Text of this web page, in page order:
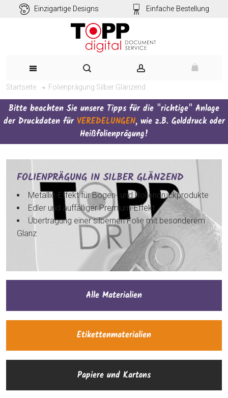
Einzigartige Designs Einfache Bestellung
Startseite Folienprägung Silber Glänzend
Bitte beachten Sie unsere Tipps für die "richtige" Anlage
der Druckdaten für VEREDELUNGEN, wie z.B. Golddruck oder
Heißfolienprägung!
FOLIENPRÄGUNG IN SILBER GLÄNZEND
Metallic-Effekt für Bogen- und Rollendruckprodukte
Edler und auffälliger Premium-Effekt
Übertragung einer silbernen Folie mit besonderem
Glanz
Alle Materialien
Etikettenmaterialien
Papiere und Kartons